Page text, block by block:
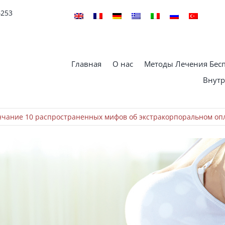
Главная О нас Методы Лечения
10 распространенных мифов об экстракорпоральном